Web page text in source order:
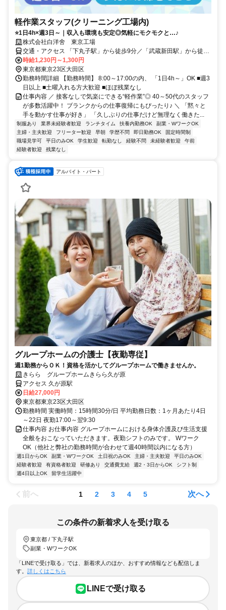
軽作業スタッフ(クリーニング工場内)
⭐1日4h×週3日～｜収入も環境も安定◎気軽にモクモクと…♪
株式会社白洋舍 東京工場
交通・アクセス 「下丸子駅」から徒歩9分／「武蔵新田駅」から徒歩
12分
時給1,230円～1,300円
東京都東京23区大田区
勤務時間詳細 【勤務時間】 8:00～17:00の内、 「1日4h～」OK ■週3
日以上 ■土曜入れる方大歓迎 ■ほぼ残業なし
仕事内容 ／ 接客なしで気楽にできる“軽作業”◎ 40～50代のスタッフ
が多数活躍中！ ブランクからの仕事復帰にもぴったり♪ ＼ 「黙々と
手を動かす仕事が好き」 「久しぶりの仕事だけど無理なく働きた...
制服あり 業界未経験者歓迎 ランチタイム 扶養内勤務OK
副業・WワークOK
主婦・主夫歓迎
フリーター歓迎 早朝 学歴不問 即日勤務OK
固定時間制
職場見学可
平日のみOK 学生歓迎 転勤なし 経験不問 未経験者歓迎
午前
経験者歓迎
残業なし
アルバイト・パート
グループホームの介護士【夜勤専従】
週1勤務からＯＫ！資格を活かしてグループホームで働きませんか。
きらら グループホームきらら久が原
アクセス 久が原駅
日給27,000円
東京都東京23区大田区
勤務時間 実働時間：15時間30分/日 平均勤務日数：1ヶ月あたり4日
～22日 夜勤17:00～翌9:30
仕事内容 お仕事内容 グループホームにおける身体介護及び生活支援
全般をおこなっていただきます。夜勤シフトのみです。 Wワーク
OK（他社と弊社の勤務時間が合わせて週40時間以内になる方）
週1日からOK 副業・WワークOK 土日祝のみOK 主婦・主夫歓迎
平日のみOK
経験者歓迎
有資格者歓迎 研修あり 交通費支給 週2・3日からOK
シフト制
週4日以上OK
留学生活躍中
前へ 1 2 3 4 5 次へ
この条件の新着求人を受け取る
東京都 / 下丸子駅
副業・WワークOK
「LINEで受け取る」では、新着求人のほか、おすすめ情報なども配信しま
す。 詳しくはこちら
LINEで受け取る